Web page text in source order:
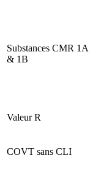
Substances CMR 1A
& 1B
Valeur R
COVT sans CLI